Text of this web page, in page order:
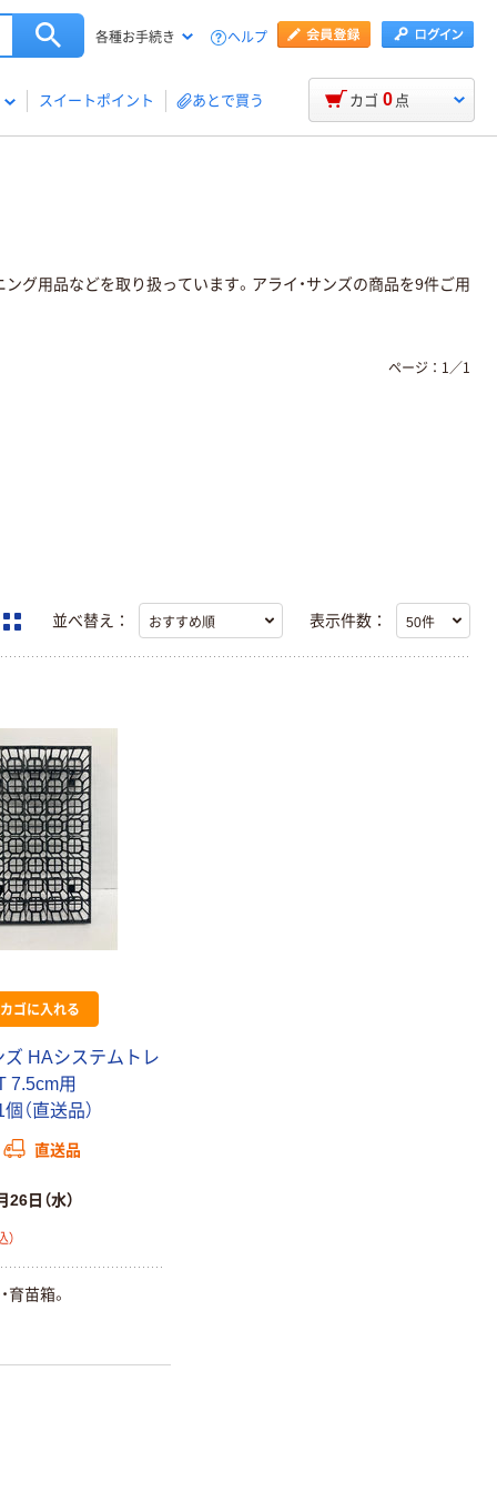
各種お手続き ヘルプ
スイートポイント あとで買う カゴ 0 点
グ用品などを取り扱っています。アライ・サンズの商品を9件ご用
ページ： 1 ／1
並べ替え： 表示件数：
カゴに入れる
ズ HAシステムトレ
7.5cm用
（直送品）
直送品
26日（水）
）
育苗箱。